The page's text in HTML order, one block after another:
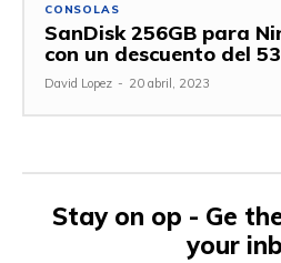
CONSOLAS
SanDisk 256GB para
con un descuento del
David Lopez - 20 abril, 2023
Stay on op - Ge
your